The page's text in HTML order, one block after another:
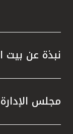
نبذة عن بيت
مجلس الإدارة